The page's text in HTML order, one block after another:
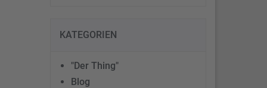
KATEGORIEN
"Der Thing"
Blog